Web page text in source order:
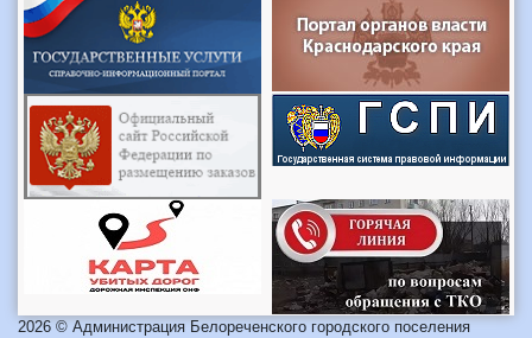
2026 © Администрация Белореченского городского поселения